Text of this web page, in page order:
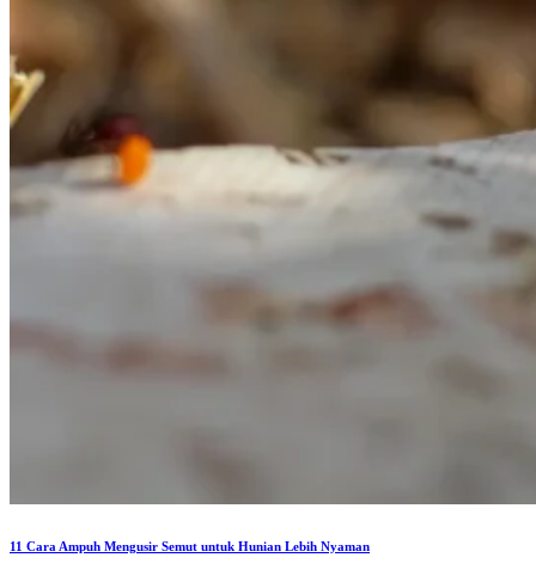
11 Cara Ampuh Mengusir Semut untuk Hunian Lebih Nyaman